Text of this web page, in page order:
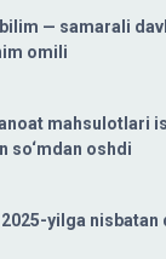
— samarali
omili
mahsulotlari
so‘mdan oshdi
yilga nisbatan